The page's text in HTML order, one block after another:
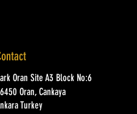
Oran Site A3 Block No:6
Oran, Cankaya
Turkey